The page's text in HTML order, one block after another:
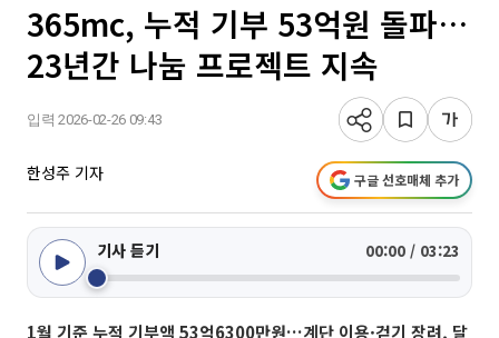
365mc, 누적 기부 53억원 돌파…
23년간 나눔 프로젝트 지속
입력 2026-02-26 09:43
한성주 기자 구글 선호매체 추가
기사 듣기 00:00 / 03:23
1월 기준 누적 기부액 53억6300만원…계단 이용·걷기 장려, 달